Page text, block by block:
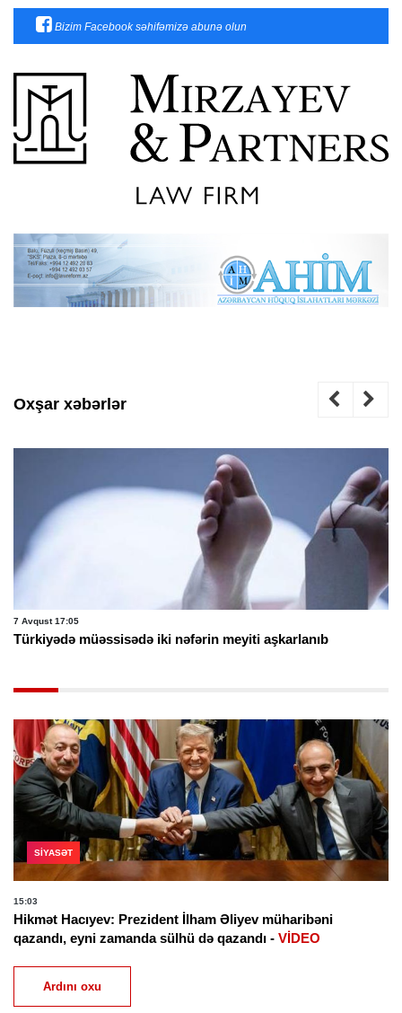
Bizim Facebook səhifəmizə abunə olun
Oxşar xəbərlər
7 Avqust 17:05
Türkiyədə müəssisədə iki nəfərin meyiti aşkarlanıb
SIYASƏT
15:03
Hikmət Hacıyev: Prezident İlham Əliyev müharibəni
qazandı, eyni zamanda sülhü də qazandı - VİDEO
Ardını oxu